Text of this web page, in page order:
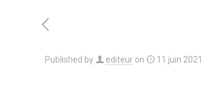
Published by editeur on 11 juin 2021